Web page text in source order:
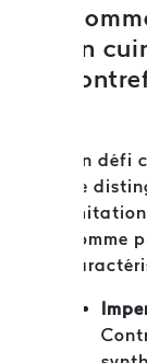
en
Un défi
de
homme